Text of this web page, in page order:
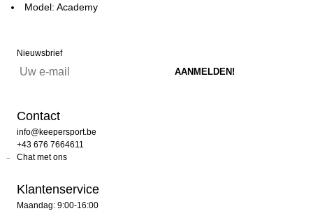
Model: Academy
Nieuwsbrief
Contact
info@keepersport.be
+43 676 7664611
Chat met ons
Klantenservice
Maandag: 9:00-16:00